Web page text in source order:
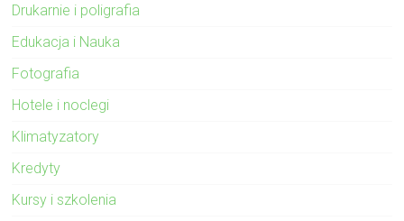
Drukarnie i poligrafia
Edukacja i Nauka
Fotografia
Hotele i noclegi
Klimatyzatory
Kredyty
Kursy i szkolenia